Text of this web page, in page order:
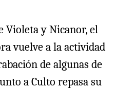
Violeta y Nicanor, el
vuelve a la actividad
de algunas de
a Culto repasa su